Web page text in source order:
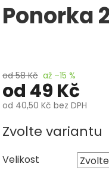
Ponorka 2
od 58 Kč až –15 %
od 49 Kč
od 40,50 Kč bez DPH
Měrná
cena:
Zvolte variantu
Velikost